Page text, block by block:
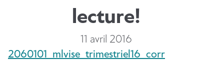
lecture!
11 avril 2016
2060101_mlvise_trimestriel16_corr